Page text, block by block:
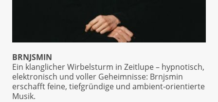
BRNJSMIN
Ein klanglicher Wirbelsturm in Zeitlupe – hypnotisch,
elektronisch und voller Geheimnisse: Brnjsmin
erschafft feine, tiefgründige und ambient-orientierte
Musik.